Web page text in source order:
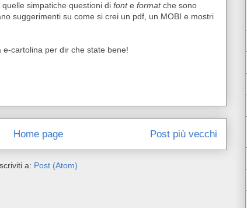
simpatiche questioni di fonte formatche sono
suggerimenti su come si crei un pdf, un MOBI e mostri
cartolina per dir che state bene!
Post più vecchi
Home page
a: Post (Atom)